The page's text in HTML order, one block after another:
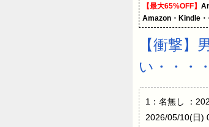
【最大65%OFF】
Amazon・Kindle・
【衝撃
い・・・・
1：名無し ：
2026/05/10(日)